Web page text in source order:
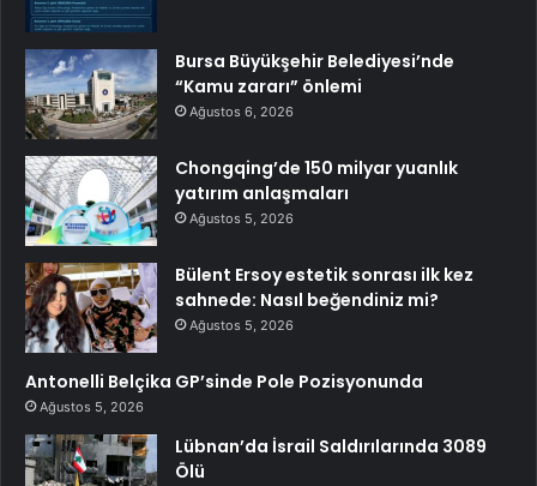
Bursa Büyükşehir Belediyesi’nde
“Kamu zararı” önlemi
Ağustos 6, 2026
Chongqing’de 150 milyar yuanlık
yatırım anlaşmaları
Ağustos 5, 2026
Bülent Ersoy estetik sonrası ilk kez
sahnede: Nasıl beğendiniz mi?
Ağustos 5, 2026
Antonelli Belçika GP’sinde Pole Pozisyonunda
Ağustos 5, 2026
Lübnan’da İsrail Saldırılarında 3089
Ölü